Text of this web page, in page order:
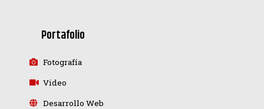
Portafolio
Fotografía
Video
Desarrollo Web